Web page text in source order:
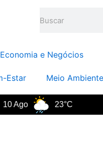
o
m
Economia e Negócios
Estar Meio
Ago 23°C